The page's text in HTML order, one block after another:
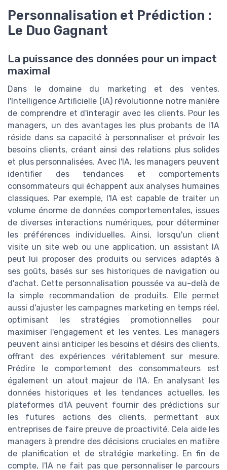
Personnalisation et Prédiction :
Le Duo Gagnant
La puissance des données pour un impact
maximal
Dans le domaine du marketing et des ventes,
l'Intelligence Artificielle (IA) révolutionne notre manière
de comprendre et d'interagir avec les clients. Pour les
managers, un des avantages les plus probants de l'IA
réside dans sa capacité à personnaliser et prévoir les
besoins clients, créant ainsi des relations plus solides
et plus personnalisées. Avec l'IA, les managers peuvent
identifier des tendances et comportements
consommateurs qui échappent aux analyses humaines
classiques. Par exemple, l'IA est capable de traiter un
volume énorme de données comportementales, issues
de diverses interactions numériques, pour déterminer
les préférences individuelles. Ainsi, lorsqu'un client
visite un site web ou une application, un assistant IA
peut lui proposer des produits ou services adaptés à
ses goûts, basés sur ses historiques de navigation ou
d'achat. Cette personnalisation poussée va au-delà de
la simple recommandation de produits. Elle permet
aussi d'ajuster les campagnes marketing en temps réel,
optimisant les stratégies promotionnelles pour
maximiser l'engagement et les ventes. Les managers
peuvent ainsi anticiper les besoins et désirs des clients,
offrant des expériences véritablement sur mesure.
Prédire le comportement des consommateurs est
également un atout majeur de l'IA. En analysant les
données historiques et les tendances actuelles, les
plateformes d'IA peuvent fournir des prédictions sur
les futures actions des clients, permettant aux
entreprises de faire preuve de proactivité. Cela aide les
managers à prendre des décisions cruciales en matière
de planification et de stratégie marketing. En fin de
compte, l'IA ne fait pas que personnaliser le parcours